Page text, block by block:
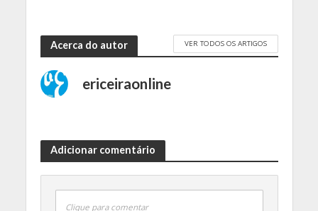
Acerca do autor VER TODOS OS ARTIGOS
ericeiraonline
Adicionar comentário
Clique para comentar